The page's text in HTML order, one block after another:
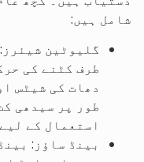
شامل ہیں:
گلیوٹین
طرف کٹنے کی
دھات کی شیٹس
طور پر سیدھی
استعمال کے
بینڈ ساؤز: